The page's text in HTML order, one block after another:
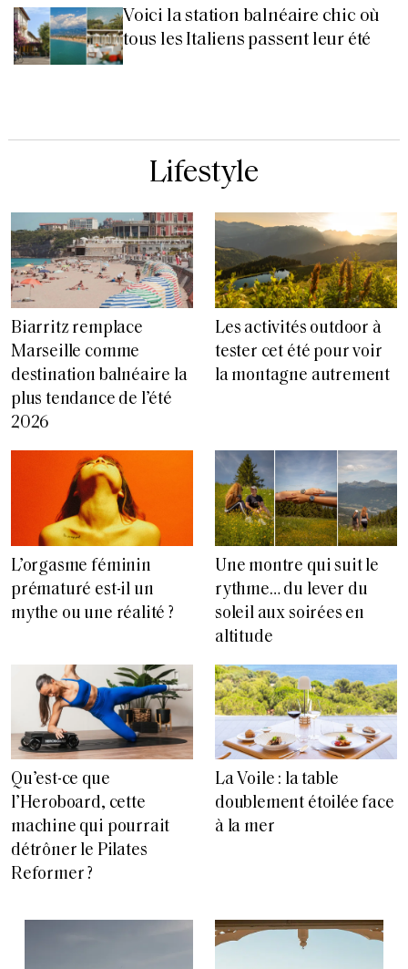
Voici la station balnéaire chic où
tous les Italiens passent leur été
Lifestyle
Biarritz remplace
Marseille comme
destination balnéaire la
plus tendance de l’été
2026
Les activités outdoor à
tester cet été pour voir
la montagne autrement
L’orgasme féminin
prématuré est-il un
mythe ou une réalité ?
Une montre qui suit le
rythme… du lever du
soleil aux soirées en
altitude
Qu’est-ce que
l’Heroboard, cette
machine qui pourrait
détrôner le Pilates
Reformer ?
La Voile : la table
doublement étoilée face
à la mer